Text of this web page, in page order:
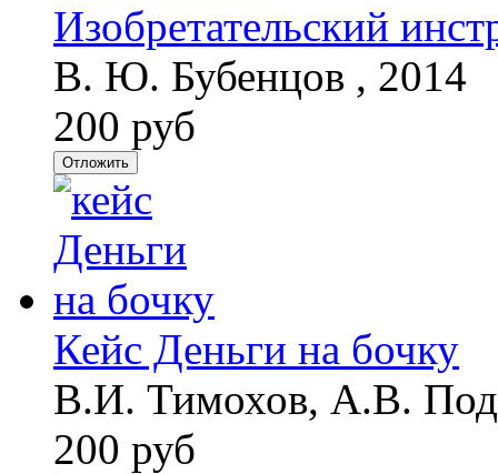
Изобретательский
В. Ю. Бубенцов , 2014
200 руб
Отложить
Кейс Деньги на бочку
В.И. Тимохов, А.В.
200 руб